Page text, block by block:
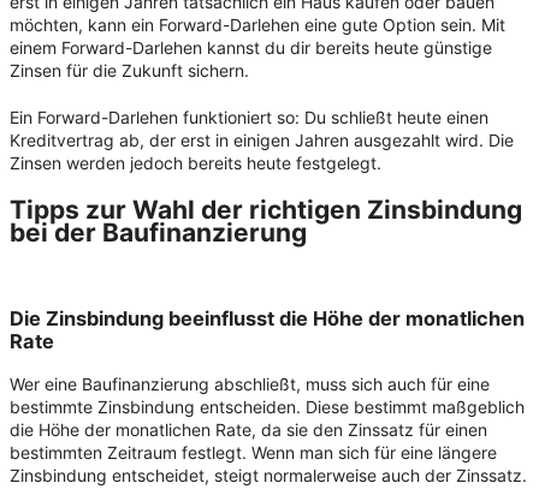
möchten, kann ein Forward-Darlehen eine gute Option sein. Mit
einem Forward-Darlehen kannst du dir bereits heute günstige
Zinsen für die Zukunft sichern.
Ein Forward-Darlehen funktioniert so: Du schließt heute einen
Kreditvertrag ab, der erst in einigen Jahren ausgezahlt wird. Die
Zinsen werden jedoch bereits heute festgelegt.
Tipps zur Wahl der richtigen Zinsbindung
bei der Baufinanzierung
Die Zinsbindung beeinflusst die Höhe der monatlichen
Rate
Wer eine Baufinanzierung abschließt, muss sich auch für eine
bestimmte Zinsbindung entscheiden. Diese bestimmt maßgeblich
die Höhe der monatlichen Rate, da sie den Zinssatz für einen
bestimmten Zeitraum festlegt. Wenn man sich für eine längere
Zinsbindung entscheidet, steigt normalerweise auch der Zinssatz.